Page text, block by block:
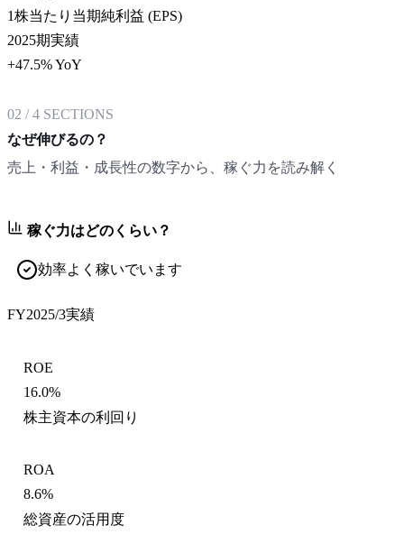
1株当たり当期純利益 (EPS)
2025期実績
+47.5% YoY
02 /4 SECTIONS
なぜ伸びるの？
売上・利益・成長性の数字から、稼ぐ力を読み解く
稼ぐ力はどのくらい？
効率よく稼いでいます
FY2025/3実績
ROE
16.0%
株主資本の利回り
ROA
8.6%
総資産の活用度